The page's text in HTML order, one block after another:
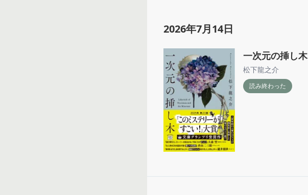
2026年7月14日
一次元の挿し木
松下龍之介
読み終わった